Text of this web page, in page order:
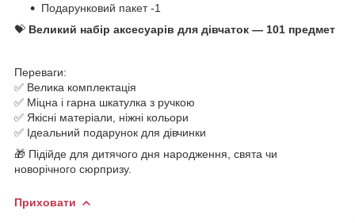
Подарунковий пакет -1
💝 Великий набір аксесуарів для дівчаток — 101 предмет
Переваги:
✅ Велика комплектація
✅ Міцна і гарна шкатулка з ручкою
✅ Якісні матеріали, ніжні кольори
✅ Ідеальний подарунок для дівчинки
🎁 Підійде для дитячого дня народження, свята чи
новорічного сюрпризу.
Приховати